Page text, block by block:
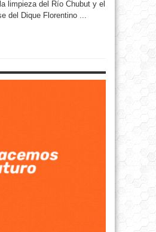
limpieza del Río Chubut y el
del Dique Florentino ...